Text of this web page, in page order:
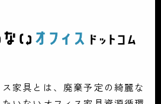
家具とは、廃棄予定の綺麗な